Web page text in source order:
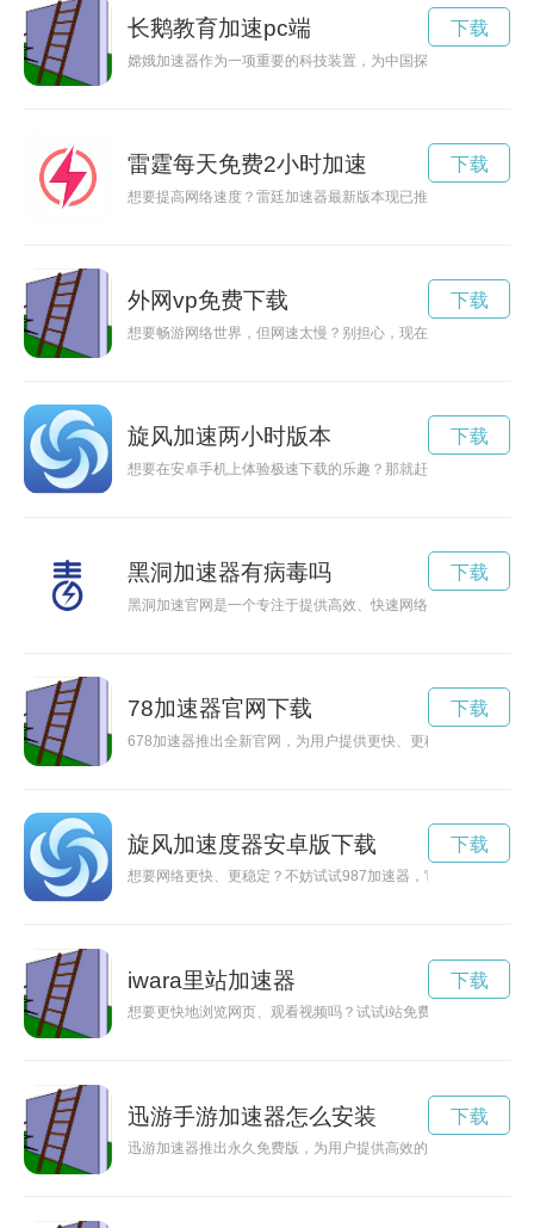
长鹅教育加速pc端
嫦娥加速器作为一项重要的科技装置，为中国探月任务提供了
下载
雷霆每天免费2小时加速
想要提高网络速度？雷廷加速器最新版本现已推出，快来下载体
下载
外网vp免费下载
想要畅游网络世界，但网速太慢？别担心，现在有免费的加速
下载
旋风加速两小时版本
想要在安卓手机上体验极速下载的乐趣？那就赶快下载旋风加
下载
黑洞加速器有病毒吗
黑洞加速官网是一个专注于提供高效、快速网络加速服务的科
下载
78加速器官网下载
678加速器推出全新官网，为用户提供更快、更稳定的网络加速
下载
旋风加速度器安卓版下载
想要网络更快、更稳定？不妨试试987加速器，它能帮助您提升
下载
iwara里站加速器
想要更快地浏览网页、观看视频吗？试试i站免费加速器下载吧
下载
迅游手游加速器怎么安装
迅游加速器推出永久免费版，为用户提供高效的网络加速服务
下载